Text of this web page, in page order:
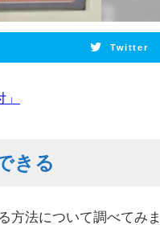
Twitter
きる
方法について調べてみ